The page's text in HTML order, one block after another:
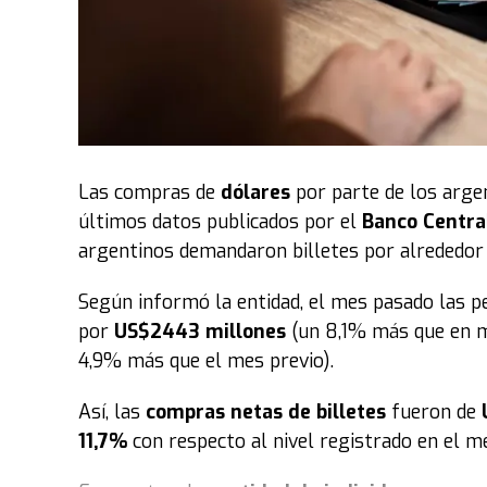
, durante tres semanas
eventos evangelísticos recolectando
una intensa vigilia de 24 horas
nivel local y mundial clamarán por cada
anteriores, la organización destaca que esta
Un movimiento global con sello chaqueño
una visión de sus pastores fundadores, hoy
evangelismo y acción social que moviliza a
está instalada en 57 países a lo largo de los
traducida a más de 10 idiomas.
En consecuencia, tras lo vivido en este fin de
replicará simultáneamente en cada una de
liderazgo de la iglesia enfatiza que cada
Las compras de dólares por parte de los
últimos datos publicados por el Banco
argentinos demandaron billetes por alrededor
Según informó la entidad, el mes pasado las
por US$2443 millones (un 8,1% más que en
4,9% más que el mes previo).
Así, las compras netas de billetes fueron de
11,7% con respecto al nivel registrado en el